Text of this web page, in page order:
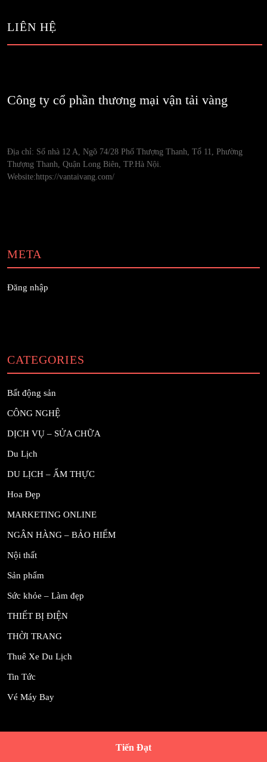
LIÊN HỆ
Công ty cổ phần thương mại vận tải vàng
Địa chỉ: Số nhà 12 A, Ngõ 74/28 Phố Thượng Thanh, Tổ 11, Phường
Thượng Thanh, Quận Long Biên, TP.Hà Nội.
Website:https://vantaivang.com/
META
Đăng nhập
CATEGORIES
Bất động sản
CÔNG NGHỆ
DỊCH VỤ – SỬA CHỮA
Du Lịch
DU LỊCH – ẨM THỰC
Hoa Đẹp
MARKETING ONLINE
NGÂN HÀNG – BẢO HIỂM
Nội thất
Sản phẩm
Sức khỏe – Làm đẹp
THIẾT BỊ ĐIỆN
THỜI TRANG
Thuê Xe Du Lịch
Tin Tức
Vé Máy Bay
Tiến Đạt